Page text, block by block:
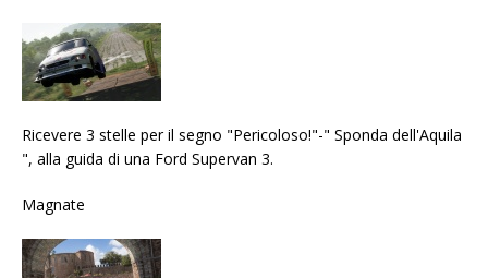
Ricevere 3 stelle per il segno "Pericoloso!"-" Sponda dell'Aquila
", alla guida di una Ford Supervan 3.
Magnate